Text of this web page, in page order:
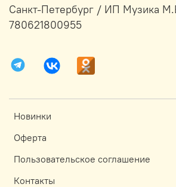
Новинки
Оферта
Пользовательское соглашение
Контакты
Санкт-Петербург / ИП Музика
780621800955